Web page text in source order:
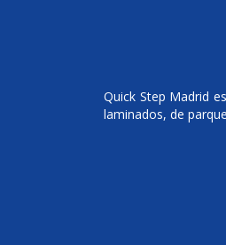
Quick Step Madrid
laminados, de